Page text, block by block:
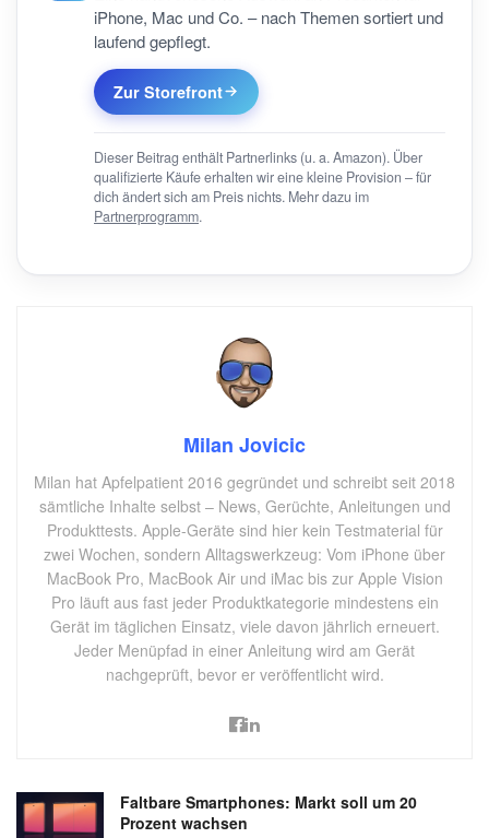
iPhone, Mac und Co. – nach Themen sortiert und
laufend gepflegt.
Zur Storefront
Dieser Beitrag enthält Partnerlinks (u. a. Amazon). Über
qualifizierte Käufe erhalten wir eine kleine Provision – für
dich ändert sich am Preis nichts. Mehr dazu im
Partnerprogramm.
Milan Jovicic
Milan hat Apfelpatient 2016 gegründet und schreibt seit 2018
sämtliche Inhalte selbst – News, Gerüchte, Anleitungen und
Produkttests. Apple-Geräte sind hier kein Testmaterial für
zwei Wochen, sondern Alltagswerkzeug: Vom iPhone über
MacBook Pro, MacBook Air und iMac bis zur Apple Vision
Pro läuft aus fast jeder Produktkategorie mindestens ein
Gerät im täglichen Einsatz, viele davon jährlich erneuert.
Jeder Menüpfad in einer Anleitung wird am Gerät
nachgeprüft, bevor er veröffentlicht wird.
Faltbare Smartphones: Markt soll um 20
Prozent wachsen